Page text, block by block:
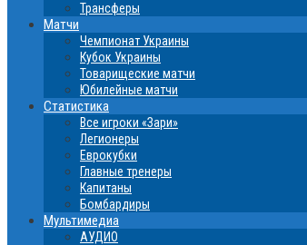
Трансферы
Матчи
Чемпионат Украины
Кубок Украины
Товарищеские матчи
Юбилейные матчи
Статистика
Все игроки «Зари»
Легионеры
Еврокубки
Главные тренеры
Капитаны
Бомбардиры
Мультимедиа
АУДИО